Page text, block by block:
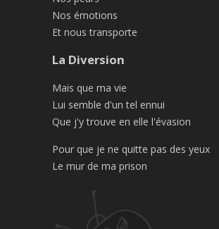
Nos émotions
Et nous transporte
La Diversion
Mais que ma vie
Lui semble d'un tel ennui
Que j'y trouve en elle l'évasion
Pour que je ne quitte pas des yeux
Le mur de ma prison